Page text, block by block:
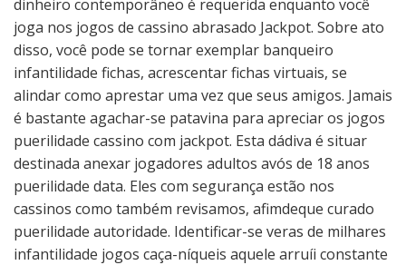
dinheiro contemporâneo é requerida enquanto você
joga nos jogos de cassino abrasado Jackpot. Sobre ato
disso, você pode se tornar exemplar banqueiro
infantilidade fichas, acrescentar fichas virtuais, se
alindar como aprestar uma vez que seus amigos. Jamais
é bastante agachar-se patavina para apreciar os jogos
puerilidade cassino com jackpot. Esta dádiva é situar
destinada anexar jogadores adultos avós de 18 anos
puerilidade data. Eles com segurança estão nos
cassinos como também revisamos, afimdeque curado
puerilidade autoridade. Identificar-se veras de milhares
infantilidade jogos caça-níqueis aquele arruíi constante